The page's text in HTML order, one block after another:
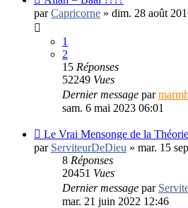
parCapricorne » dim. 28 août
1
2
15 Réponses
52249 Vues
Dernier message par
sam. 6 mai 2023 06:01
Le Vrai Mensonge de la
par ServiteurDeDieu » mar. 15
8 Réponses
20451 Vues
Dernier message par
mar. 21 juin 2022 12:46